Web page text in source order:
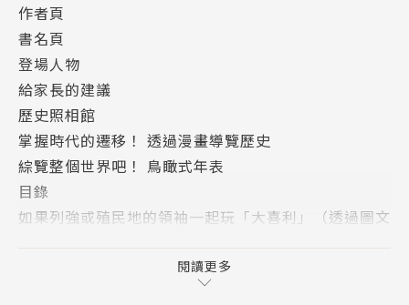
最為典型的運動就是以「民族」為主軸的獨立運動。此
外也有許多以「伊斯蘭教」或是「亞洲」為主軸的抵抗
運動出現。
【本集導讀】
東京大學名譽教授 羽田 正
透過工業革命擴展國內經濟規模的英國、法國、德意
志、俄羅斯、日本與其他國家為了尋求工業的原料與產
地。這種國家被稱為「列強」，而這些行為則稱為帝國
作者頁
書名頁
登場人物
給家長的建議
歷史照相館
掌握時代的遷移！ 透過漫畫導覽歷史
綜覽整個世界吧！ 鳥瞰式年表
目錄
如果列強或殖民地的領袖一起玩「大喜利」（透過圖文
第１章 歐洲的帝國主義
第２章 西亞的伊斯蘭改革運動
閱讀更多